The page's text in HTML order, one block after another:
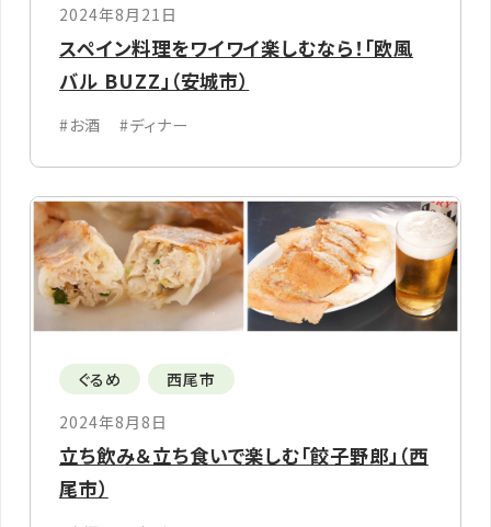
2024年8月21日
スペイン料理をワイワイ楽しむなら！「欧風
バル BUZZ」（安城市）
#お酒 #ディナー
ぐるめ
西尾市
2024年8月8日
立ち飲み＆立ち食いで楽しむ「餃子野郎」（西
尾市）